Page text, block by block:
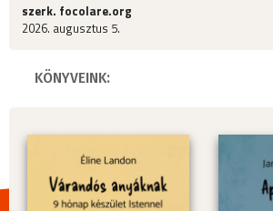
szerk. focolare.org
2026. augusztus 5.
KÖNYVEINK: